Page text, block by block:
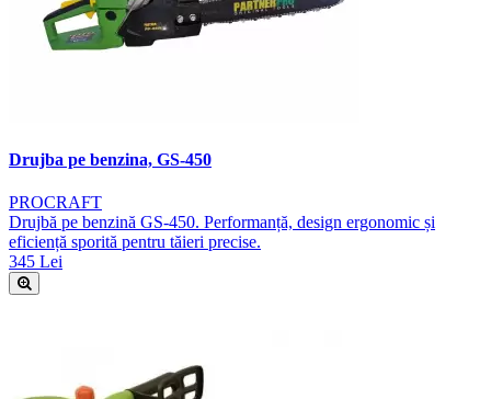
Drujba pe benzina, GS-450
PROCRAFT
Drujbă pe benzină GS-450. Performanță, design ergonomic și
eficiență sporită pentru tăieri precise.
345 Lei